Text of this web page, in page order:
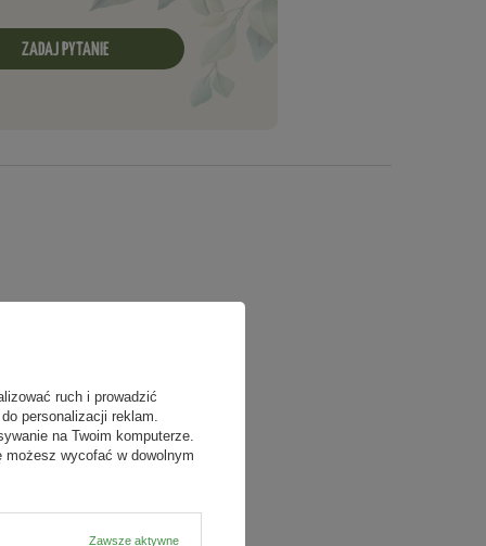
ZADAJ PYTANIE
ruch i prowadzić
personalizacji reklam.
na Twoim komputerze.
możesz wycofać w dowolnym
Zawsze aktywne